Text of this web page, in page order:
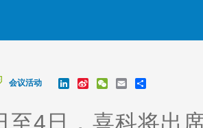
会议活动
日，喜科将出席
a
W
h
i
r